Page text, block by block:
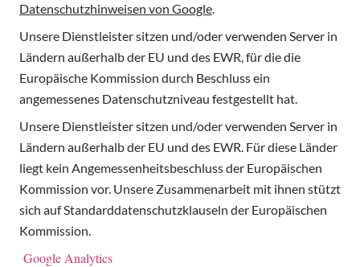
Datenschutzhinweisen von Google.
Unsere Dienstleister sitzen und/oder verwenden Server in
Ländern außerhalb der EU und des EWR, für die die
Europäische Kommission durch Beschluss ein
angemessenes Datenschutzniveau festgestellt hat.
Unsere Dienstleister sitzen und/oder verwenden Server in
Ländern außerhalb der EU und des EWR. Für diese Länder
liegt kein Angemessenheitsbeschluss der Europäischen
Kommission vor. Unsere Zusammenarbeit mit ihnen stützt
sich auf Standarddatenschutzklauseln der Europäischen
Kommission.
Google Analytics